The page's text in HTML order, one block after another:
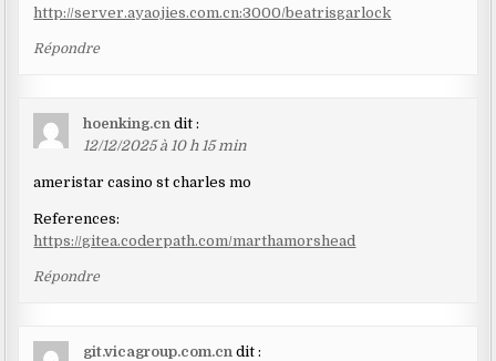
http://server.ayaojies.com.cn:3000/beatrisgarlock
Répondre
hoenking.cn dit :
12/12/2025 à 10 h 15 min
ameristar casino st charles mo
References:
https://gitea.coderpath.com/marthamorshead
Répondre
git.vicagroup.com.cn dit :